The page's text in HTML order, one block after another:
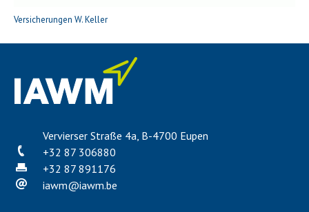
Versicherungen W. Keller
Vervierser Straße 4a, B-4700 Eupen
+32 87 306880
+32 87 891176
iawm@iawm.be